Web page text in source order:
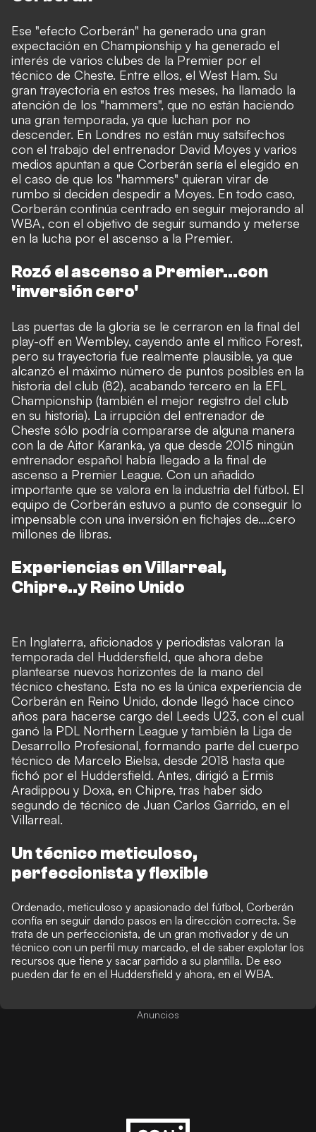
Ese "efecto Corberán" ha generado una gran
expectación en Championship y ha generado el
interés de varios clubes de la Premier por el
técnico de Cheste. Entre ellos, el West Ham. Su
gran trayectoria en estos tres meses, ha llamado la
atención de los "hammers", que no están haciendo
una gran temporada, ya que luchan por no
descender. En Londres no están muy satsifechos
con el trabajo del entrenador David Moyes y varios
medios apuntan a que Corberán sería el elegido en
el caso de que los "hammers" quieran virar de
rumbo si deciden despedir a Moyes. En todo caso,
Corberán continúa centrado en seguir mejorando al
WBA, con el objetivo de seguir sumando y meterse
en la lucha por el ascenso a la Premier.
Rozó el ascenso a Premier...con
'inversión cero'
Las puertas de la gloria se le cerraron en la final del
play-off en Wembley, cayendo ante el mítico Forest,
pero su trayectoria fue realmente plausible, ya que
alcanzó el máximo número de puntos posibles en la
historia del club (82), acabando tercero en la EFL
Championship (también el mejor registro del club
en su historia). La irrupción del entrenador de
Cheste sólo podría compararse de alguna manera
con la de Aitor Karanka, ya que desde 2015 ningún
entrenador español había llegado a la final de
ascenso a Premier League. Con un añadido
importante que se valora en la industria del fútbol. El
equipo de Corberán estuvo a punto de conseguir lo
impensable con una inversión en fichajes de….cero
millones de libras.
Experiencias en Villarreal,
Chipre..y Reino Unido
En Inglaterra, aficionados y periodistas valoran la
temporada del Huddersfield, que ahora debe
plantearse nuevos horizontes de la mano del
técnico chestano. Esta no es la única experiencia de
Corberán en Reino Unido, donde llegó hace cinco
años para hacerse cargo del Leeds U23, con el cual
ganó la PDL Northern League y también la Liga de
Desarrollo Profesional, formando parte del cuerpo
técnico de Marcelo Bielsa, desde 2018 hasta que
fichó por el Huddersfield. Antes, dirigió a Ermis
Aradippou y Doxa, en Chipre, tras haber sido
segundo de técnico de Juan Carlos Garrido, en el
Villarreal.
Un técnico meticuloso,
perfeccionista y flexible
Ordenado, meticuloso y apasionado del fútbol, Corberán
confía en seguir dando pasos en la dirección correcta. Se
trata de un perfeccionista, de un gran motivador y de un
técnico con un perfil muy marcado, el de saber explotar los
recursos que tiene y sacar partido a su plantilla. De eso
pueden dar fe en el Huddersfield y ahora, en el WBA.
Anuncios